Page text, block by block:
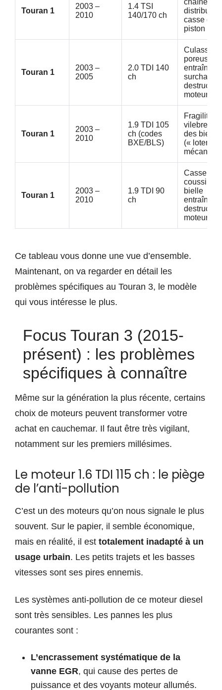
Touran 1
2003 –
2010
1.4 TSI
140/170 ch
chaîne de
casse de
piston
Touran 1
2003 –
2005
2.0 TDI 140
ch
Culasse
poreuse
entraînant
moteur
Touran 1
2003 –
2010
1.9 TDI 105
ch (codes
BXE/BLS)
Fragilité
des bielles
(« loterie
Touran 1
2003 –
2010
1.9 TDI 90
ch
Casse des
bielle
entraînant
moteur
Ce tableau vous donne une vue d’ensemble.
Maintenant, on va regarder en détail les
problèmes spécifiques au Touran 3, le modèle
qui vous intéresse le plus.
Focus Touran 3 (2015-
présent) : les problèmes
spécifiques à connaître
Même sur la génération la plus récente, certains
choix de moteurs peuvent transformer votre
achat en cauchemar. Il faut être très vigilant,
notamment sur les premiers millésimes.
Le moteur 1.6 TDI 115 ch : le piège
de l’anti-pollution
C’est un des moteurs qu’on nous signale le plus
souvent. Sur le papier, il semble économique,
mais en réalité, il est totalement inadapté à un
usage urbain. Les petits trajets et les basses
vitesses sont ses pires ennemis.
Les systèmes anti-pollution de ce moteur diesel
sont très sensibles. Les pannes les plus
courantes sont :
L’encrassement systématique de la
vanne EGR, qui cause des pertes de
puissance et des voyants moteur allumés.